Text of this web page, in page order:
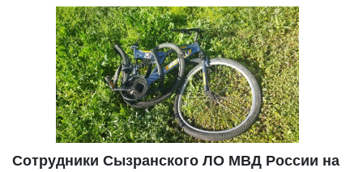
Сотрудники Сызранского ЛО МВД России на